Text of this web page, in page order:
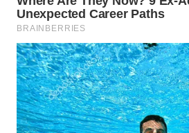
BOROBUDUR
WN
MADURA
WN
SURABAYA